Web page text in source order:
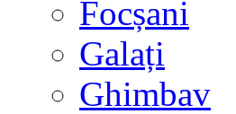
Focșani
Galați
Ghimbav